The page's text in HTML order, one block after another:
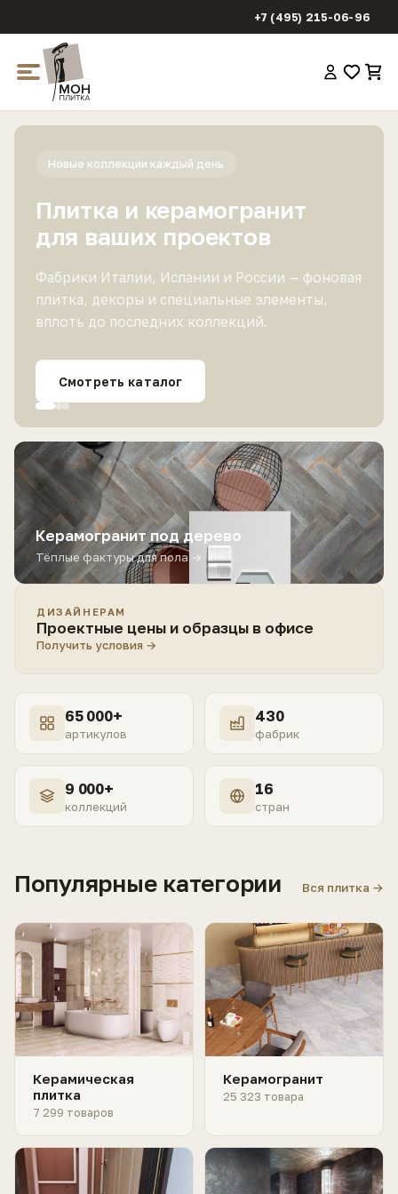
+7 (495) 215-06-96
Новые коллекции каждый день
Плитка и керамогранит
для ваших проектов
Фабрики Италии, Испании и России — фоновая
плитка, декоры и специальные элементы,
вплоть до последних коллекций.
Смотреть каталог
Керамогранит под дерево
Тёплые фактуры для пола →
ДИЗАЙНЕРАМ
Проектные цены и образцы в офисе
Получить условия →
65 000+
артикулов
430
фабрик
9 000+
коллекций
16
стран
Популярные категории Вся плитка →
Керамическая
плитка
7 299 товаров
Керамогранит
25 323 товара